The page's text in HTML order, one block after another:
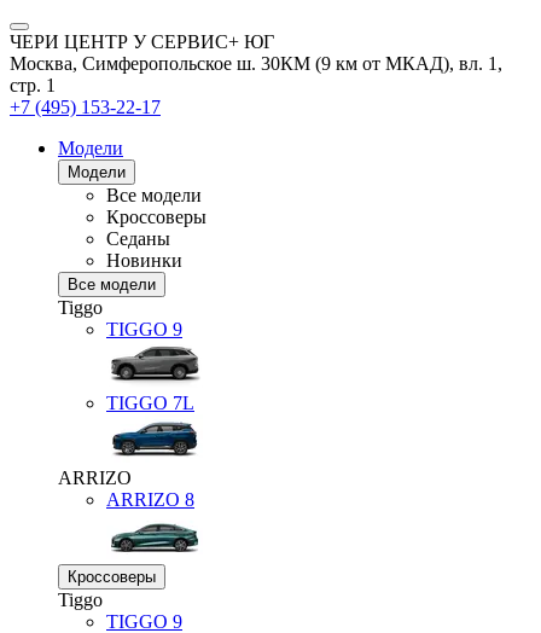
ЧЕРИ ЦЕНТР У СЕРВИС+ ЮГ
Москва, Симферопольское ш. 30КМ (9 км от МКАД), вл. 1,
стр. 1
+7 (495) 153-22-17
Модели
Модели
Все модели
Кроссоверы
Седаны
Новинки
Все модели
Tiggo
TIGGO 9
TIGGO 7L
ARRIZO
ARRIZO 8
Кроссоверы
Tiggo
TIGGO 9